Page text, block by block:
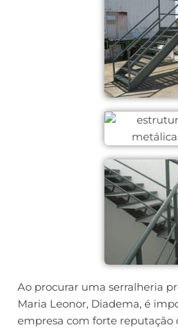
Ao procurar uma serralheria
Maria Leonor, Diadema, é
empresa com forte reputação